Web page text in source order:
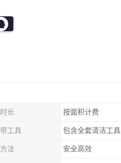
长 按面积计费
工具 包含全套清洁工具
法 安全高效